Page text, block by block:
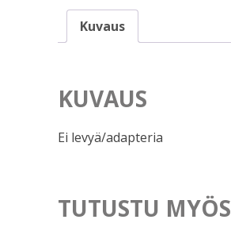
Kuvaus
KUVAUS
Ei levyä/adapteria
TUTUSTU MYÖS